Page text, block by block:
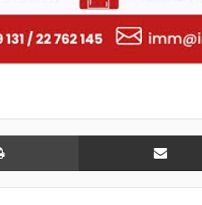
مشاركة عبر البريد